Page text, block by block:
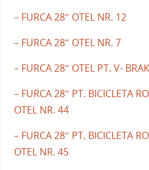
– FURCA 28″ OTEL NR. 12
– FURCA 28″ OTEL NR. 7
– FURCA 28″ OTEL PT. V-
– FURCA 28″ PT. BICICLETA
OTEL NR. 44
– FURCA 28″ PT. BICICLETA
OTEL NR. 45